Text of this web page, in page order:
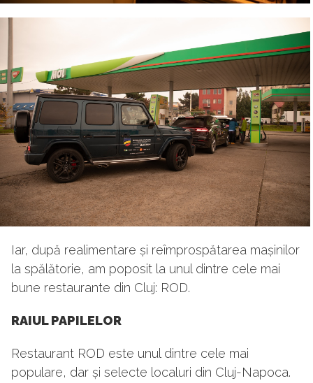
Iar, după realimentare și reîmprospătarea mașinilor
la spălătorie, am poposit la unul dintre cele mai
bune restaurante din Cluj: ROD.
RAIUL PAPILELOR
Restaurant ROD este unul dintre cele mai
populare, dar și selecte localuri din Cluj-Napoca.